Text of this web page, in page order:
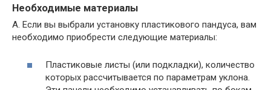
Необходимые материалы
А. Если вы выбрали установку пластикового пандуса, вам
необходимо приобрести следующие материалы:
Пластиковые листы (или подкладки), количество
которых рассчитывается по параметрам уклона.